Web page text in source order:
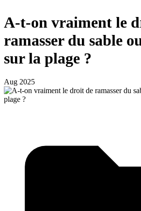
A-t-on vraiment le
ramasser du sable
sur la plage ?
Aug 2025